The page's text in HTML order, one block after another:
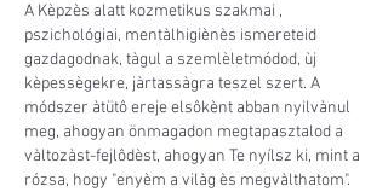
A Kèpzès alatt kozmetikus szakmai ,
pszichológiai, mentàlhigiènès ismereteid
gazdagodnak, tàgul a szemlèletmódod, ùj
kèpessègekre, jàrtassàgra teszel szert. A
módszer àtütô ereje elsôkènt abban nyilvànul
meg, ahogyan önmagadon megtapasztalod a
vàltozàst-fejlôdèst, ahogyan Te nyílsz ki, mint a
rózsa, hogy "enyèm a vilàg ès megvàlthatom".